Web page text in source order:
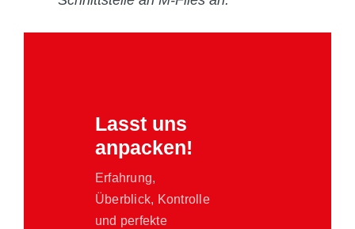
Lasst uns
anpacken!
Erfahrung,
Überblick, Kontrolle
und perfekte